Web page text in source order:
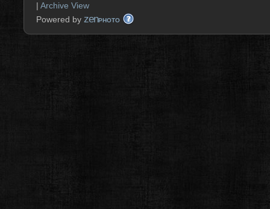
| Archive View
Powered by zenPHOTO